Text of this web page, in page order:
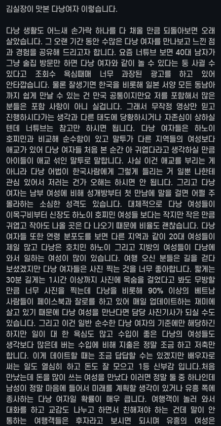
김실장이 맛본 다낭여자 이렇습니다.
다낭 생활도 어느새 손가락 하나를 다 채울 만큼 되돌아보면 오래
살았습니다. 그 오랜 기간 동안 수많은 다낭 여자를 만나보고 느낀 점
과 경험을 공유해 드리고자 합니다. 요즘 너튜브 보면 40대 남자가
그냥 술집 방문만 하면 다낭 여자와 같이 놀 수 있다는 둥 사귈 수
있다고 조회수 욕심때매 너무 과장된 광고를 하고 있어
안타깝습니다. 물론 잘생기면 한국을 비롯해 일본 서양 모든 동남아
까지 쉽게 만날 수 있는 건 만국 공통이지만요 저를 포함해서 많은
분들은 포함 사항이 아니 실겁니다. 그래서 무작정 영상만 믿고
진행하시다가는 생각과 다른 태도에 당황하시거나 자존심이 상하실
텐데 너튜브는 참고만 하시면 됩니다. 다낭 여자들은 하노이
호찌민과 비교해 순수함이 있고 말투가 다른 지역들의 여성보다
애교가 있어 다낭 여자들 처음 본 순간 아 귀엽다라고 생각하실 만큼
아이들이 애교 섞인 말투로 말합니다. 사실 이건 애교를 부리는 게
아니라 다낭 어법이 한국사람에게 그렇게 들리는 거 일뿐 나한테
관심 있어서 저러는 건가 오해는 하시면 안 됩니다. 그리고 다낭
여자는 남부 여성에 비해 성개방부터 첫 만남에 말을 걸면 어쩔 주
몰라하는 소심한 성격도 있습니다. 대체적으로 다낭 여성들이
이목구비부터 신장도 하노이 호찌민 여성들 보다는 작지만 작은 만큼
귀엽고 작아도 나올 곳은 다 나오기 때문에 비율도 괜찮습니다. 다낭
여자들 또한 연령 분포도를 보면 다른 지역과 같이 20대 여성들이
제일 많고 다낭은 호치민 하노이 그리고 지방의 여성들이 다낭에
와서 일하는 여성이 많이 있습니다. 여행 오신 분들은 길을 걷다
보셨겠지만 다낭 여자들은 사진 찍는 것을 너무 좋아합니다. 짧게는
30분 길게는 1시간 이상까지 사진에 목숨을 걸었다고 봐도 무방할
만큼 너무 사진을 찍는데 다낭을 비롯해 90% 이상의 베트남
사람들이 페이스북과 잘로를 하고 있어 매일 업데이트하는 재미에
살고 있기 때문에 다낭 여성을 만난다면 담당 사진기사가 되실 수도
있습니다. 그리고 이건 일반 순수한 다낭 여자의 기준에만 해당하긴
하지만 일이 대 한 욕심도 많고 수입이 좋은 다낭의 여성들도
생각보다 많은데 버는 수입에 비해 지출은 정말 조금 하고 저축만
합니다. 이게 데이트할 때는 조금 답답할 수는 있겠지만 배우자로
써는 일도 열심히 하고 돈도 잘 모으고 1등 신부감 입니다.처음
만났는데 돈을 많이 쓰는 여성을 만났다 이러면 정말 둘 중 하나인데
남성이 정말 마음에 들어서 미래를 계획할 생각이 있거나 유흥 쪽에
종사하는 다낭 여자일 확률이 매우 큽니다. 여행객이 놀러 와서
대화를 하고 교감도 나누고 하면서 친해져야 하는 건데 말이 안
통하는 여행객들은 후자라고 보시면 되시며 유흥의 여성은